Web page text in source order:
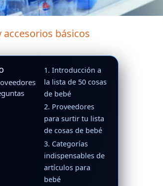
básicos
1. Introducción a
la lista de 50 cosas
de bebé
2. Proveedores
para surtir tu lista
de cosas de bebé
3. Categorías
indispensables de
artículos para
bebé